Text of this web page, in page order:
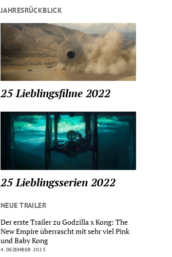
JAHRESRÜCKBLICK
25 Lieblingsfilme 2022
25 Lieblingsserien 2022
NEUE TRAILER
Der erste Trailer zu Godzilla x Kong: The
New Empire überrascht mit sehr viel Pink
und Baby Kong
4. DEZEMBER 2023